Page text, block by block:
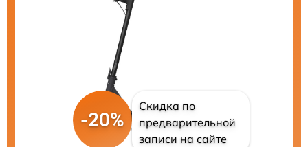
-20%
Скидка по
предварительной
записи на сайте